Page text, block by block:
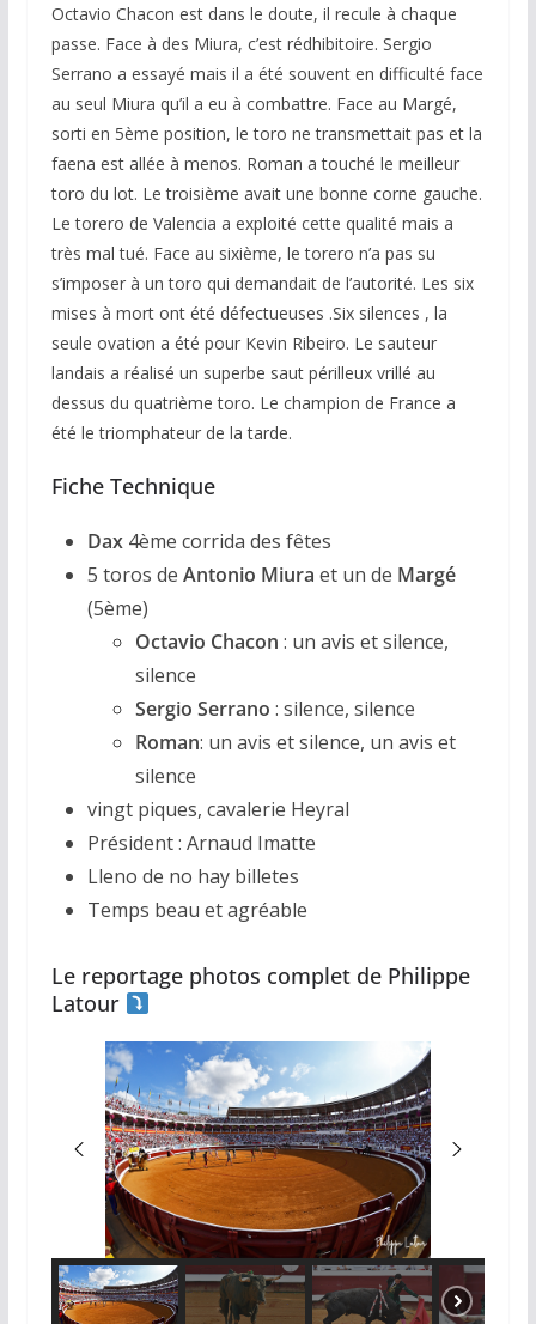
Octavio Chacon est dans le doute, il recule à chaque
passe. Face à des Miura, c’est rédhibitoire. Sergio
Serrano a essayé mais il a été souvent en difficulté face
au seul Miura qu’il a eu à combattre. Face au Margé,
sorti en 5ème position, le toro ne transmettait pas et la
faena est allée à menos. Roman a touché le meilleur
toro du lot. Le troisième avait une bonne corne gauche.
Le torero de Valencia a exploité cette qualité mais a
très mal tué. Face au sixième, le torero n’a pas su
s’imposer à un toro qui demandait de l’autorité. Les six
mises à mort ont été défectueuses .Six silences , la
seule ovation a été pour Kevin Ribeiro. Le sauteur
landais a réalisé un superbe saut périlleux vrillé au
dessus du quatrième toro. Le champion de France a
été le triomphateur de la tarde.
Fiche Technique
Dax 4ème corrida des fêtes
5 toros de Antonio Miura et un de Margé
(5ème)
Octavio Chacon : un avis et silence,
silence
Sergio Serrano : silence, silence
Roman: un avis et silence, un avis et
silence
vingt piques, cavalerie Heyral
Président : Arnaud Imatte
Lleno de no hay billetes
Temps beau et agréable
Le reportage photos complet de Philippe
Latour